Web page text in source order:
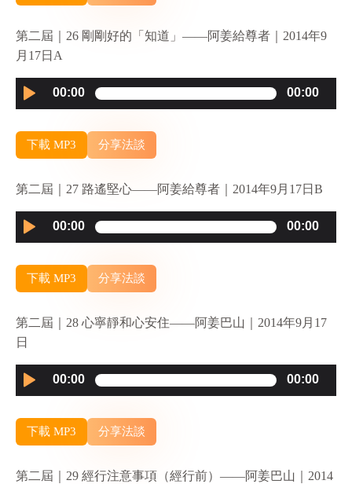
第二屆｜26 剛剛好的「知道」——阿姜給尊者｜2014年9
月17日A
Audio
Player
00:00 00:00
下載 MP3 分享法談
第二屆｜27 路遙堅心——阿姜給尊者｜2014年9月17日B
Audio
Player
00:00 00:00
下載 MP3 分享法談
第二屆｜28 心寧靜和心安住——阿姜巴山｜2014年9月17
日
Audio
Player
00:00 00:00
下載 MP3 分享法談
第二屆｜29 經行注意事項（經行前）——阿姜巴山｜2014